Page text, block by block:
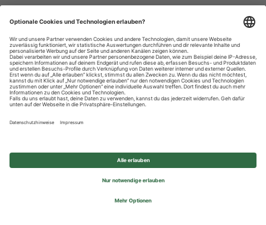
Datenschutzhinweise
Impressum
Privatsphäre-Einstellungen
© 2026 REWE Group - All rights reserved